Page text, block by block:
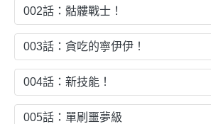
002話：骷髏戰士！
003話：貪吃的寧伊伊！
004話：新技能！
005話：單刷噩夢級